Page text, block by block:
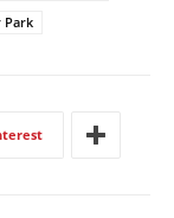
Park